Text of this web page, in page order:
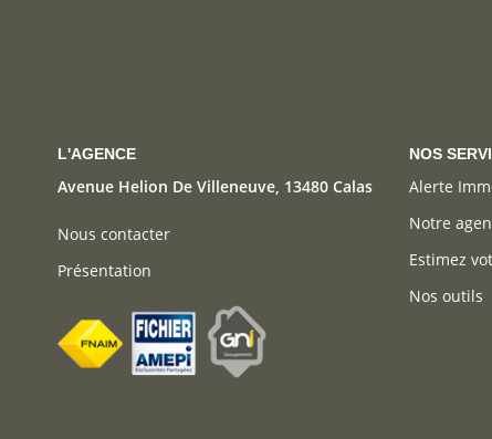
L'AGENCE
Avenue Helion De Villeneuve, 13480 Calas
Nous contacter
Présentation
NOS
Alerte
Notre
Estimez
Nos outils